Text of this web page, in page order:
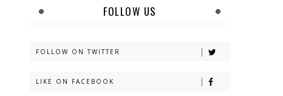
FOLLOW US
FOLLOW ON TWITTER
LIKE ON FACEBOOK